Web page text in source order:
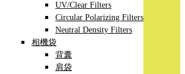
UV/Clear Filters
Circular Polarizing Filters
Neutral Density Filters
相機袋
背囊
肩袋